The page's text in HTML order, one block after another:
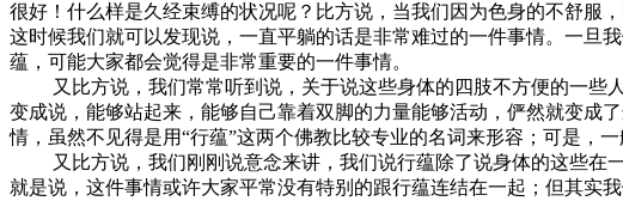
很好！什么样是久经束缚的状况呢？比方说，当我们因为色身的不舒服
这时候我们就可以发现说，一直平躺的话是非常难过的一件事情。一
蕴，可能大家都会觉得是非常重要的一件事情。
又比方说，我们常常听到说，关于说这些身体的四肢不方便的一些
变成说，能够站起来，能够自己靠着双脚的力量能够活动，俨然就变成
情，虽然不见得是用“行蕴”这两个佛教比较专业的名词来形容；可是，
又比方说，我们刚刚说意念来讲，我们说行蕴除了说身体的这些在
就是说，这件事情或许大家平常没有特别的跟行蕴连结在一起；但其实